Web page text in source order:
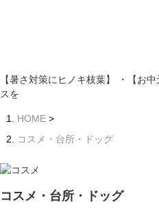
【暑さ対策にヒノキ枝葉】 ・【お
スを
HOME >
コスメ・台所・ドッグ
コスメ・台所・ドッグ